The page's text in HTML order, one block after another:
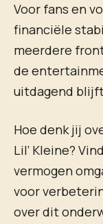
Voor fans en
financiële
meerdere
de
uitdagend
Hoe denk jij
Lil’ Kleine?
vermogen
voor
over dit